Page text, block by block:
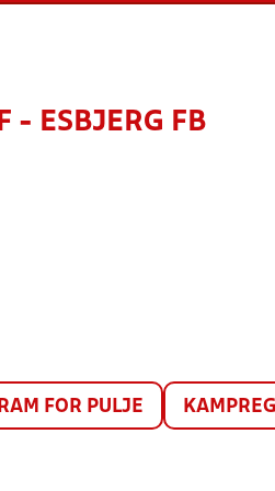
- ESBJERG FB
FOR PULJE